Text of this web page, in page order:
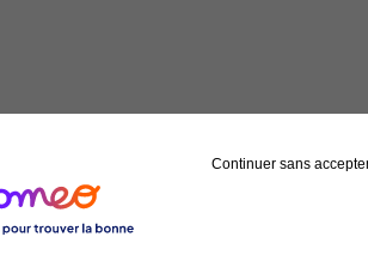
Continuer sans